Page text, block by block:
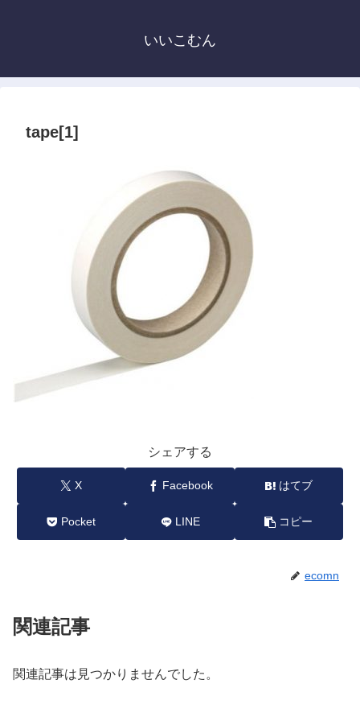
いいこむん
tape[1]
シェアする
X Facebook はてブ
Pocket LINE コピー
ecomn
関連記事
関連記事は見つかりませんでした。